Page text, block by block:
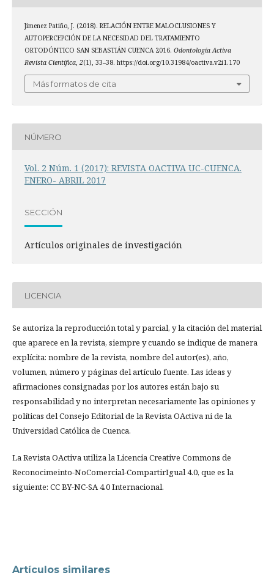
Jimenez Patiño, J. (2018). RELACIÓN ENTRE MALOCLUSIONES Y
AUTOPERCEPCIÓN DE LA NECESIDAD DEL TRATAMIENTO
ORTODÓNTICO SAN SEBASTIÁN CUENCA 2016. Odontología Activa
Revista Científica, 2(1), 33–38. https://doi.org/10.31984/oactiva.v2i1.170
Más formatos de cita
NÚMERO
Vol. 2 Núm. 1 (2017): REVISTA OACTIVA UC-CUENCA.
ENERO- ABRIL 2017
SECCIÓN
Artículos originales de investigación
LICENCIA
Se autoriza la reproducción total y parcial, y la citación del material
que aparece en la revista, siempre y cuando se indique de manera
explícita: nombre de la revista, nombre del autor(es), año,
volumen, número y páginas del artículo fuente. Las ideas y
afirmaciones consignadas por los autores están bajo su
responsabilidad y no interpretan necesariamente las opiniones y
políticas del Consejo Editorial de la Revista OActiva ni de la
Universidad Católica de Cuenca.
La Revista OActiva utiliza la Licencia Creative Commons de
Reconocimeinto-NoComercial-CompartirIgual 4.0, que es la
siguiente: CC BY-NC-SA 4.0 Internacional.
Artículos similares